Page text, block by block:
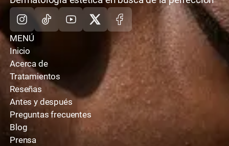
Instagram
TikTokYoutube
X Facebook
MENÚ
Inicio
Acerca de
Tratamientos
Reseñas
Antes y después
Preguntas frecuentes
Blog
Prensa